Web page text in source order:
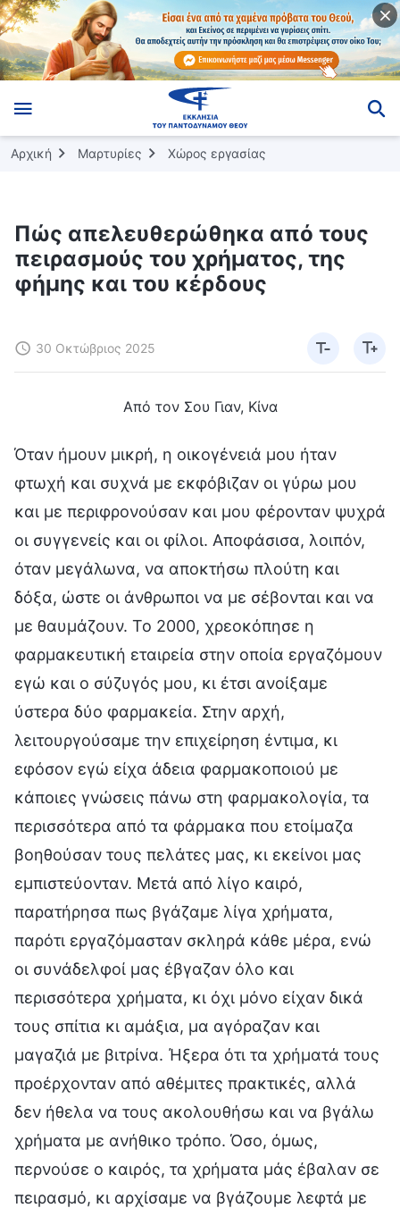
Αρχική Μαρτυρίες Χώρος εργασίας
Πώς απελευθερώθηκα από τους
πειρασμούς του χρήματος, της
φήμης και του κέρδους
30 Οκτώβριος 2025
Από τον Σου Γιαν, Κίνα
Όταν ήμουν μικρή, η οικογένειά μου ήταν
φτωχή και συχνά με εκφόβιζαν οι γύρω μου
και με περιφρονούσαν και μου φέρονταν ψυχρά
οι συγγενείς και οι φίλοι. Αποφάσισα, λοιπόν,
όταν μεγάλωνα, να αποκτήσω πλούτη και
δόξα, ώστε οι άνθρωποι να με σέβονται και να
με θαυμάζουν. Το 2000, χρεοκόπησε η
φαρμακευτική εταιρεία στην οποία εργαζόμουν
εγώ και ο σύζυγός μου, κι έτσι ανοίξαμε
ύστερα δύο φαρμακεία. Στην αρχή,
λειτουργούσαμε την επιχείρηση έντιμα, κι
εφόσον εγώ είχα άδεια φαρμακοποιού με
κάποιες γνώσεις πάνω στη φαρμακολογία, τα
περισσότερα από τα φάρμακα που ετοίμαζα
βοηθούσαν τους πελάτες μας, κι εκείνοι μας
εμπιστεύονταν. Μετά από λίγο καιρό,
παρατήρησα πως βγάζαμε λίγα χρήματα,
παρότι εργαζόμασταν σκληρά κάθε μέρα, ενώ
οι συνάδελφοί μας έβγαζαν όλο και
περισσότερα χρήματα, κι όχι μόνο είχαν δικά
τους σπίτια κι αμάξια, μα αγόραζαν και
μαγαζιά με βιτρίνα. Ήξερα ότι τα χρήματά τους
προέρχονταν από αθέμιτες πρακτικές, αλλά
δεν ήθελα να τους ακολουθήσω και να βγάλω
χρήματα με ανήθικο τρόπο. Όσο, όμως,
περνούσε ο καιρός, τα χρήματα μάς έβαλαν σε
πειρασμό, κι αρχίσαμε να βγάζουμε λεφτά με